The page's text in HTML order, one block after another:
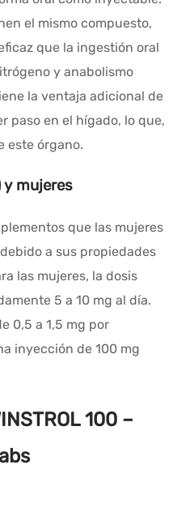
el mismo compuesto,
que la ingestión oral
y anabolismo
la ventaja adicional de
paso en el hígado, lo que,
este órgano.
y mujeres
que las mujeres
a sus propiedades
las mujeres, la dosis
5 a 10 mg al día.
0,5 a 1,5 mg por
inyección de 100 mg
100 –